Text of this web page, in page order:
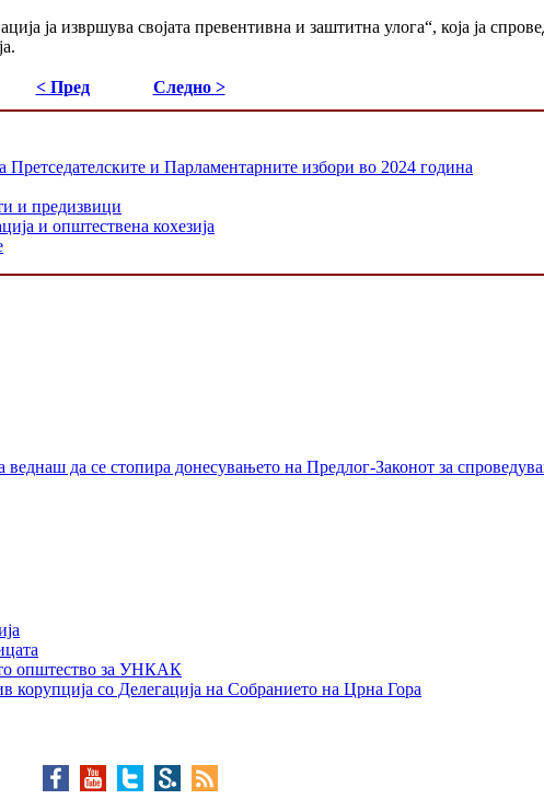
ја извршува својата превентивна и заштитна улога“, која ја
< Пред Следно >
и Парламентарните избори во 2024 година
и предизвици
и општествена кохезија
да се стопира донесувањето на Предлог-Законот за
општество за УНКАК
корупција со Делегација на Собранието на Црна Гора